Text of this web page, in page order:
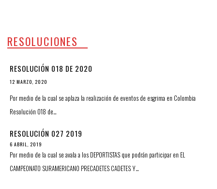
RESOLUCIONES
RESOLUCIÓN 018 DE 2020
12 MARZO, 2020
Por medio de la cual se aplaza la realización de eventos de esgrima en Colombia
Resolución 018 de…
RESOLUCIÓN 027 2019
6 ABRIL, 2019
Por medio de la cual se avala a los DEPORTISTAS que podrán participar en EL
CAMPEONATO SURAMERICANO PRECADETES CADETES Y…